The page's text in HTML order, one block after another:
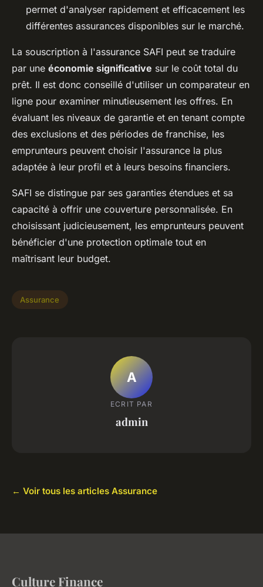
permet d'analyser rapidement et efficacement les
différentes assurances disponibles sur le marché.
La souscription à l'assurance SAFI peut se traduire
par une économie significative sur le coût total du
prêt. Il est donc conseillé d'utiliser un comparateur en
ligne pour examiner minutieusement les offres. En
évaluant les niveaux de garantie et en tenant compte
des exclusions et des périodes de franchise, les
emprunteurs peuvent choisir l'assurance la plus
adaptée à leur profil et à leurs besoins financiers.
SAFI se distingue par ses garanties étendues et sa
capacité à offrir une couverture personnalisée. En
choisissant judicieusement, les emprunteurs peuvent
bénéficier d'une protection optimale tout en
maîtrisant leur budget.
Assurance
A
ECRIT PAR
admin
← Voir tous les articles Assurance
Culture Finance